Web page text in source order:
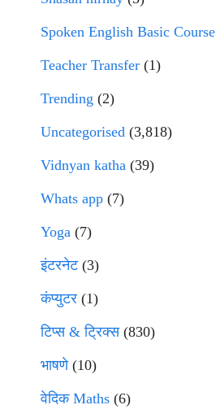
Spoken English Basic Course
Teacher Transfer (1)
Trending (2)
Uncategorised (3,818)
Vidnyan katha (39)
Whats app (7)
Yoga (7)
इंटरनेट(3)
कंप्युटर (1)
टिप्स & ट्रिक्स(830)
भाषणे(10)
वेदिक Maths (6)